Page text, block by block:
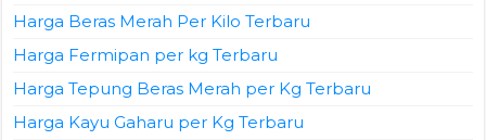
Harga Beras Merah Per Kilo Terbaru
Harga Fermipan per kg Terbaru
Harga Tepung Beras Merah per Kg Terbaru
Harga Kayu Gaharu per Kg Terbaru